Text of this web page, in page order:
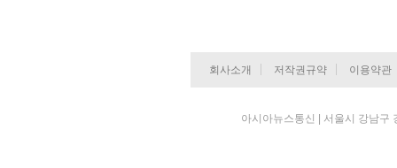
회사소개 저작권규약 이용약관
아시아뉴스통신 | 서울시 강남